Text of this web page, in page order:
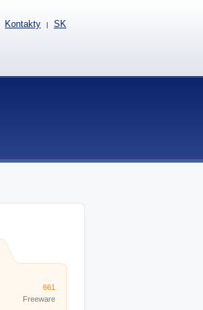
661
Freeware
Kontakty | SK